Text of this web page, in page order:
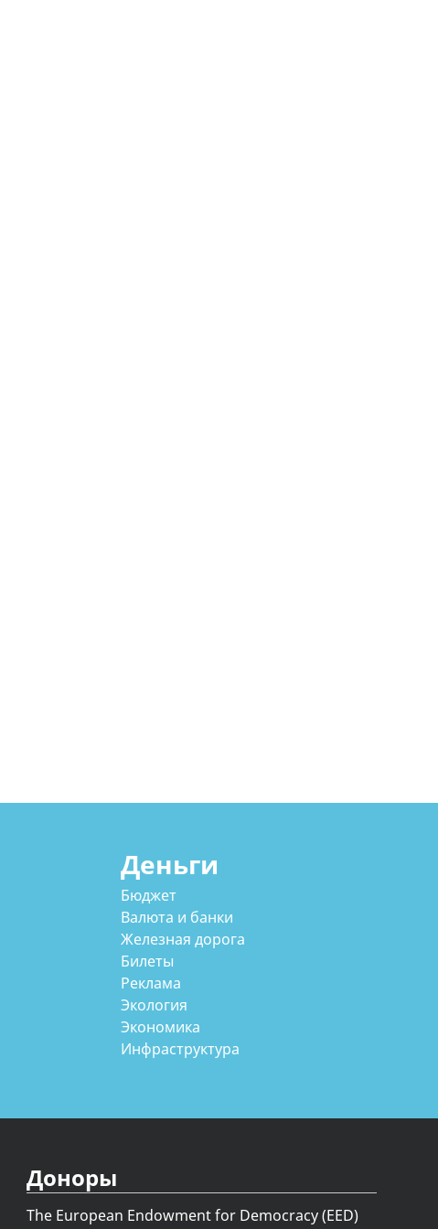
Деньги
Бюджет
Валюта и банки
Железная дорога
Билеты
Реклама
Экология
Экономика
Инфраструктура
Доноры
The European Endowment for Democracy (EED)